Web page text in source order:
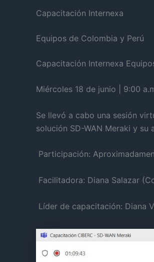
Capacitación Internexa
Equipos de Colombia y Perú
Capacitación Internexa
Miércoles 18 de junio | 9:00
Se llevó a cabo una sesión
solución SD-WAN Meraki y
Participación:
Facilitadora: Diana Salazar
Líder de capacitación: Diana